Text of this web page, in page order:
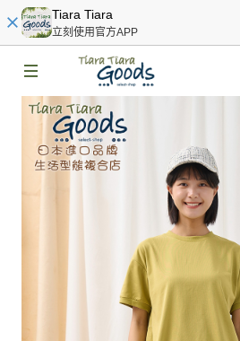
Tiara Tiara
立刻使用官方APP